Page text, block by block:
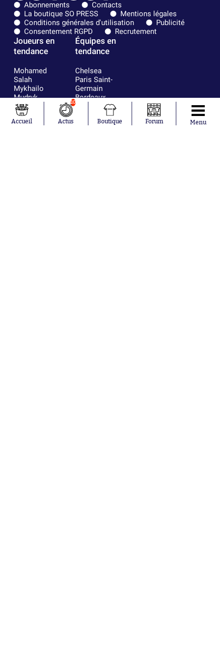
Abonnements
Contacts
La boutique SO PRESS
Mentions légales
Conditions générales d'utilisation
Publicité
Consentement RGPD
Recrutement
Joueurs en
tendance
Mohamed
Salah
Mykhailo
Mudryk
Neymar
Khalis Merah
Loïs Openda
Équipes en
tendance
Chelsea
Paris Saint-
Germain
Bordeaux
Olympique
FIFA
Accueil
10
Actus Boutique Forum Menu